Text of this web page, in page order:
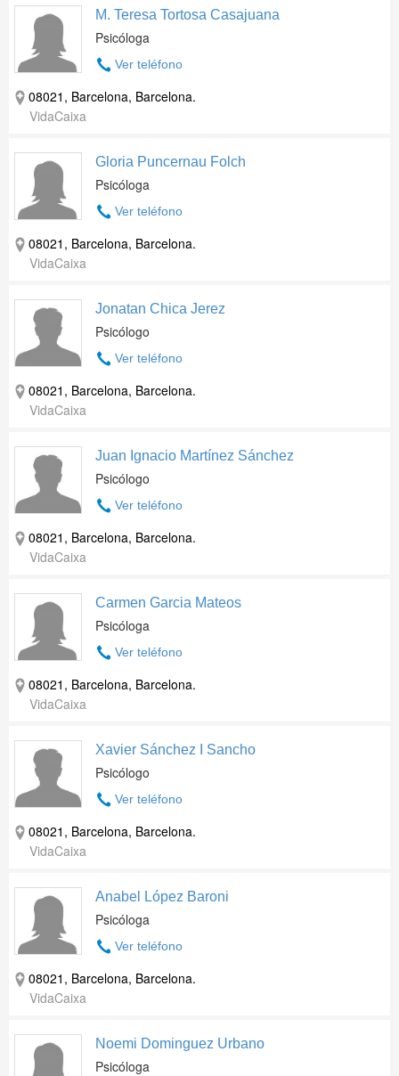
M. Teresa Tortosa Casajuana
Psicóloga
Ver teléfono
08021, Barcelona, Barcelona.
VidaCaixa
Gloria Puncernau Folch
Psicóloga
Ver teléfono
08021, Barcelona, Barcelona.
VidaCaixa
Jonatan Chica Jerez
Psicólogo
Ver teléfono
08021, Barcelona, Barcelona.
VidaCaixa
Juan Ignacio Martínez Sánchez
Psicólogo
Ver teléfono
08021, Barcelona, Barcelona.
VidaCaixa
Carmen Garcia Mateos
Psicóloga
Ver teléfono
08021, Barcelona, Barcelona.
VidaCaixa
Xavier Sánchez I Sancho
Psicólogo
Ver teléfono
08021, Barcelona, Barcelona.
VidaCaixa
Anabel López Baroni
Psicóloga
Ver teléfono
08021, Barcelona, Barcelona.
VidaCaixa
Noemi Dominguez Urbano
Psicóloga